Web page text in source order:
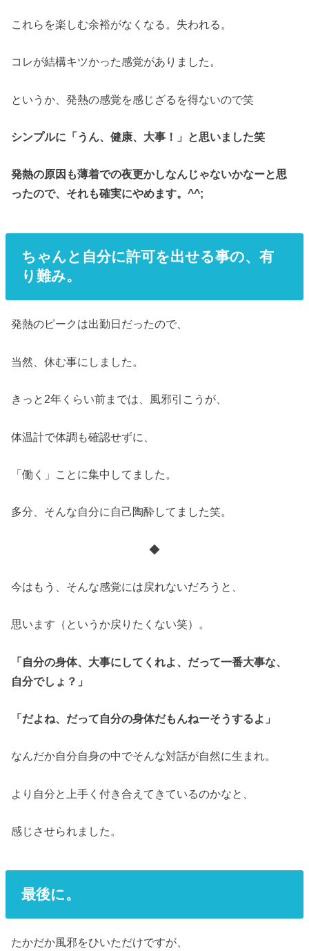
これらを楽しむ余裕がなくなる。失われる。
コレが結構キツかった感覚がありました。
というか、発熱の感覚を感じざるを得ないので笑
シンプルに「うん、健康、大事！」と思いました笑
発熱の原因も薄着での夜更かしなんじゃないかなーと思
ったので、それも確実にやめます。^^;
ちゃんと自分に許可を出せる事の、有
り難み。
発熱のピークは出勤日だったので、
当然、休む事にしました。
きっと2年くらい前までは、風邪引こうが、
体温計で体調も確認せずに、
「働く」ことに集中してました。
多分、そんな自分に自己陶酔してました笑。
◆
今はもう、そんな感覚には戻れないだろうと、
思います（というか戻りたくない笑）。
「自分の身体、大事にしてくれよ、だって一番大事な、
自分でしょ？」
「だよね、だって自分の身体だもんねーそうするよ」
なんだか自分自身の中でそんな対話が自然に生まれ。
より自分と上手く付き合えてきているのかなと、
感じさせられました。
最後に。
たかだか風邪をひいただけですが、